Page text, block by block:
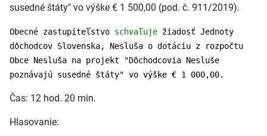
susedné štáty" vo výške € 1 500,00 (pod. č. 911/2019).
Obecné zastupiteľstvo schvaľuje žiadosť Jednoty
dôchodcov Slovenska, Nesluša o dotáciu z rozpočtu
Obce Nesluša na projekt "Dôchodcovia Nesluše
poznávajú susedné štáty" vo výške € 1 000,00.
Čas: 12 hod. 20 min.
Hlasovanie: